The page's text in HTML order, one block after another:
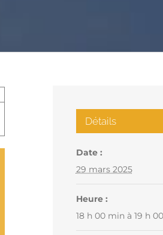
Détails
Date :
29 mars 2025
Heure :
18 h 00 min à 19 h